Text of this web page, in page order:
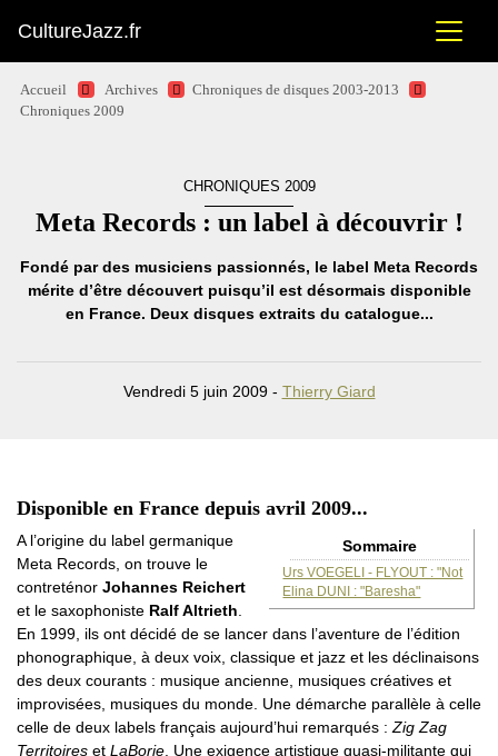
CultureJazz.fr
Accueil Archives
Chroniques de disques 2003-2013
Chroniques 2009
CHRONIQUES 2009
Meta Records : un label à découvrir !
Fondé par des musiciens passionnés, le label Meta Records
mérite d’être découvert puisqu’il est désormais disponible
en France. Deux disques extraits du catalogue...
Vendredi 5 juin 2009 - Thierry Giard
Disponible en France depuis avril 2009...
Sommaire
Urs VOEGELI - FLYOUT : "Not
Elina DUNI : "Baresha"
A l’origine du label germanique
Meta Records, on trouve le
contreténor Johannes Reichert
et le saxophoniste Ralf Altrieth
En 1999, ils ont décidé de se lancer dans l’aventure de l’édition
phonographique, à deux voix, classique et jazz et les déclinaisons
des deux courants : musique ancienne, musiques créatives et
improvisées, musiques du monde. Une démarche parallèle à celle
celle de deux labels français aujourd’hui remarqués : Zig Zag
Territoires et LaBorie . Une exigence artistique quasi-militante qui